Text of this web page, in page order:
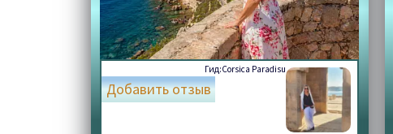
Гид:Corsica Paradisu
Добавить отзыв